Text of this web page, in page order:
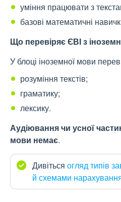
уміння працювати з
базові математичні
Що перевіряє ЄВІ з
У блоці іноземної мови
розуміння текстів;
граматику;
лексику.
Аудіювання чи усної
мови немає.
Дивіться огляд типів
й схемами